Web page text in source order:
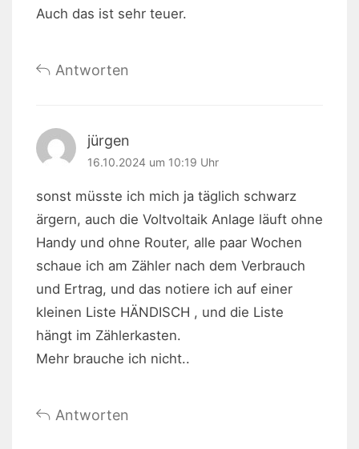
Auch das ist sehr teuer.
Antworten
jürgen
16.10.2024 um 10:19 Uhr
sonst müsste ich mich ja täglich schwarz
ärgern, auch die Voltvoltaik Anlage läuft ohne
Handy und ohne Router, alle paar Wochen
schaue ich am Zähler nach dem Verbrauch
und Ertrag, und das notiere ich auf einer
kleinen Liste HÄNDISCH , und die Liste
hängt im Zählerkasten.
Mehr brauche ich nicht..
Antworten